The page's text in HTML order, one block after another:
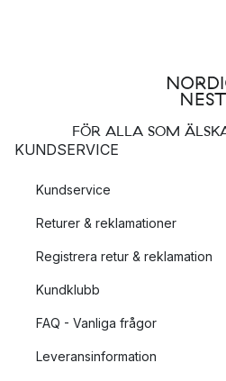
FÖR ALLA SOM
KUNDSERVICE
Kundservice
Returer & reklamationer
Registrera retur & reklamation
Kundklubb
FAQ - Vanliga frågor
Leveransinformation